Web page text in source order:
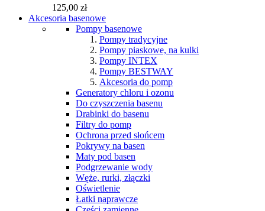
125,00 zł
Akcesoria basenowe
Pompy basenowe
Pompy tradycyjne
Pompy piaskowe, na kulki
Pompy INTEX
Pompy BESTWAY
Akcesoria do pomp
Generatory chloru i ozonu
Do czyszczenia basenu
Drabinki do basenu
Filtry do pomp
Ochrona przed słońcem
Pokrywy na basen
Maty pod basen
Podgrzewanie wody
Węże, rurki, złączki
Oświetlenie
Łatki naprawcze